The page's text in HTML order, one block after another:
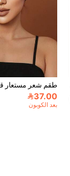
37.00
بعد الكوبون